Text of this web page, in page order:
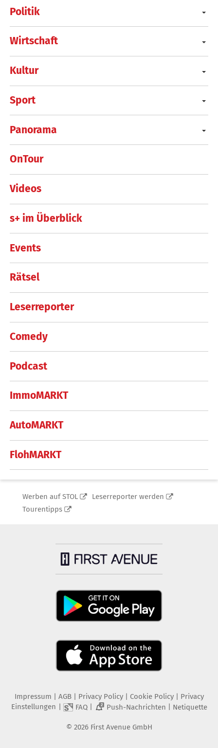
Politik
Wirtschaft
Kultur
Sport
Panorama
OnTour
Videos
s+ im Überblick
Events
Rätsel
Leserreporter
Comedy
Podcast
ImmoMARKT
AutoMARKT
FlohMARKT
Werben auf STOL
Leserreporter werden
Tourentipps
Impressum AGB Privacy Policy| Cookie Policy| Privacy
Einstellungen
FAQ| 2 Push-Nachrichten Netiquette
© 2026 First Avenue GmbH